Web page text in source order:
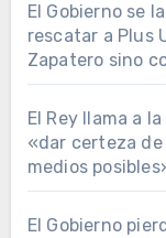
El Gobierno se
rescatar a Plus
Zapatero sino
El Rey llama a
«dar certeza
medios
El Gobierno